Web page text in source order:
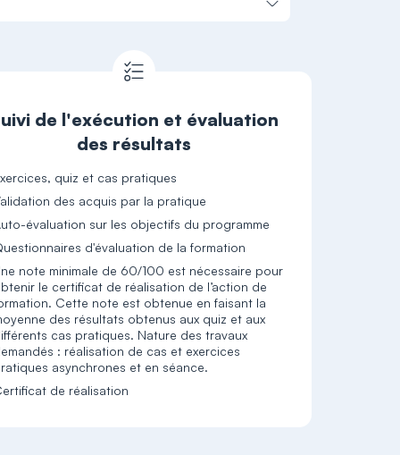
de l'exécution et évaluation
des résultats
quiz et cas pratiques
des acquis par la pratique
évaluation sur les objectifs du programme
d'évaluation de la formation
note minimale de 60/100 est nécessaire pour
le certificat de réalisation de l’action de
Cette note est obtenue en faisant la
des résultats obtenus aux quiz et aux
cas pratiques. Nature des travaux
: réalisation de cas et exercices
asynchrones et en séance.
de réalisation